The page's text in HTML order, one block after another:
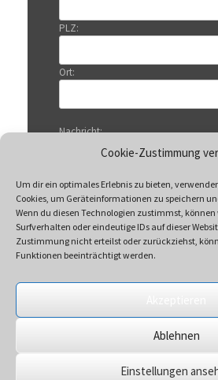
Cookie-Zustimmung
Um dir ein optimales Erlebnis zu bieten,
Cookies, um Geräteinformationen zu speichern
Wenn du diesen Technologien zustimmst,
Surfverhalten oder eindeutige IDs auf dieser
Zustimmung nicht erteilst oder zurückziehst,
Funktionen beeinträchtigt werden.
Ablehnen
Einstellungen
PLZ:
Ort:
Nachricht:
Mit Klicken auf „Senden“ akzeptieren
Datenschutzerklärung